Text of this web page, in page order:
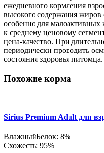
ежедневного кормления
высокого содержания жиров
особенно для
к среднему ценовому
цена-качество. При
периодически проводить
состояния здоровья питомца.
Похожие корма
Sirius Premium Adult для
ВлажныйБелок: 8%
Схожесть: 95%